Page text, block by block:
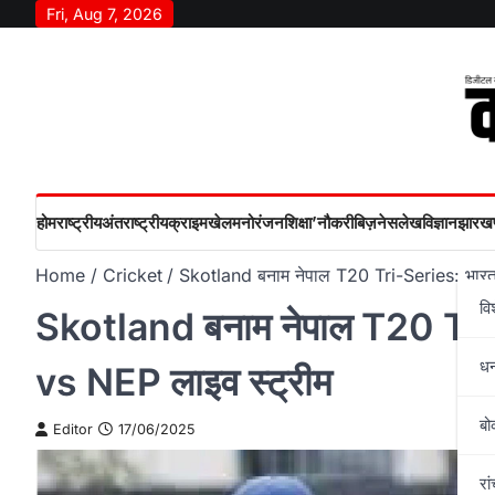
Fri, Aug 7, 2026
होमराष्‍ट्रीयअंतराष्‍ट्रीयक्राइमखेलमनोरंजनशिक्षा’नौकरीबिज़नेसलेखविज्ञान
Home Cricket Skotland बनाम नेपाल T20 Tri-Series:
Skotland बनाम नेपाल T20
vs NEP लाइव स्ट्रीम
Editor 17/06/2025